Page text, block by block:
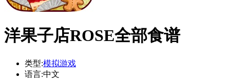
洋果子店ROSE全部食谱
类型:模拟游戏
语言:中文